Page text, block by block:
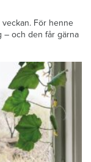
För henne
– och den får gärna